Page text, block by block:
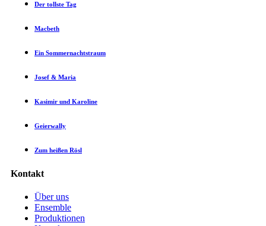
Der tollste Tag
Macbeth
Ein Sommernachtstraum
Josef & Maria
Kasimir und Karoline
Geierwally
Zum heißen Rösl
Kontakt
Über uns
Ensemble
Produktionen